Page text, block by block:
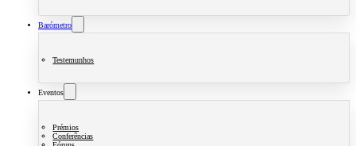
Barómetro
Testemunhos
Eventos
Prémios
Conferências